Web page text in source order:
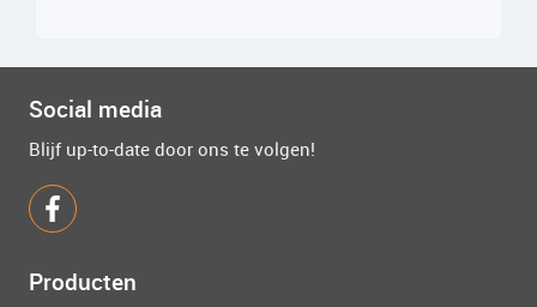
Social media
Blijf up-to-date door ons te volgen!
Producten